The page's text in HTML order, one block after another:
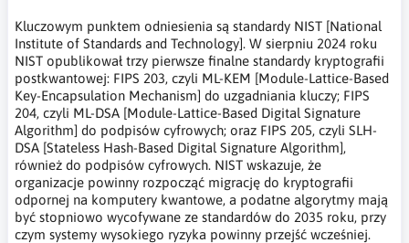
Kluczowym punktem odniesienia są standardy NIST [National
Institute of Standards and Technology]. W sierpniu 2024 roku
NIST opublikował trzy pierwsze finalne standardy kryptografii
postkwantowej: FIPS 203, czyli ML-KEM [Module-Lattice-Based
Key-Encapsulation Mechanism] do uzgadniania kluczy; FIPS
204, czyli ML-DSA [Module-Lattice-Based Digital Signature
Algorithm] do podpisów cyfrowych; oraz FIPS 205, czyli SLH-
DSA [Stateless Hash-Based Digital Signature Algorithm],
również do podpisów cyfrowych. NIST wskazuje, że
organizacje powinny rozpocząć migrację do kryptografii
odpornej na komputery kwantowe, a podatne algorytmy mają
być stopniowo wycofywane ze standardów do 2035 roku, przy
czym systemy wysokiego ryzyka powinny przejść wcześniej.